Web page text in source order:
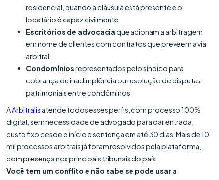
residencial, quando a cláusula está presente e o
locatário é capaz civilmente
Escritórios de advocaciaque acionam a arbitragem
em nome de clientes com contratos que preveem a via
arbitral
Condomíniosrepresentados pelo síndico para
cobrança de inadimplência ou resolução de disputas
patrimoniais entre condôminos
AArbitralis atende todos esses perfis, com processo 100%
digital, sem necessidade de advogado para dar entrada,
custo fixo desde o início e sentença em até 30 dias. Mais de 10
mil processos arbitrais já foram resolvidos pela plataforma,
com presença nos principais tribunais do país.
Você tem um conflito e não sabe se pode usar a